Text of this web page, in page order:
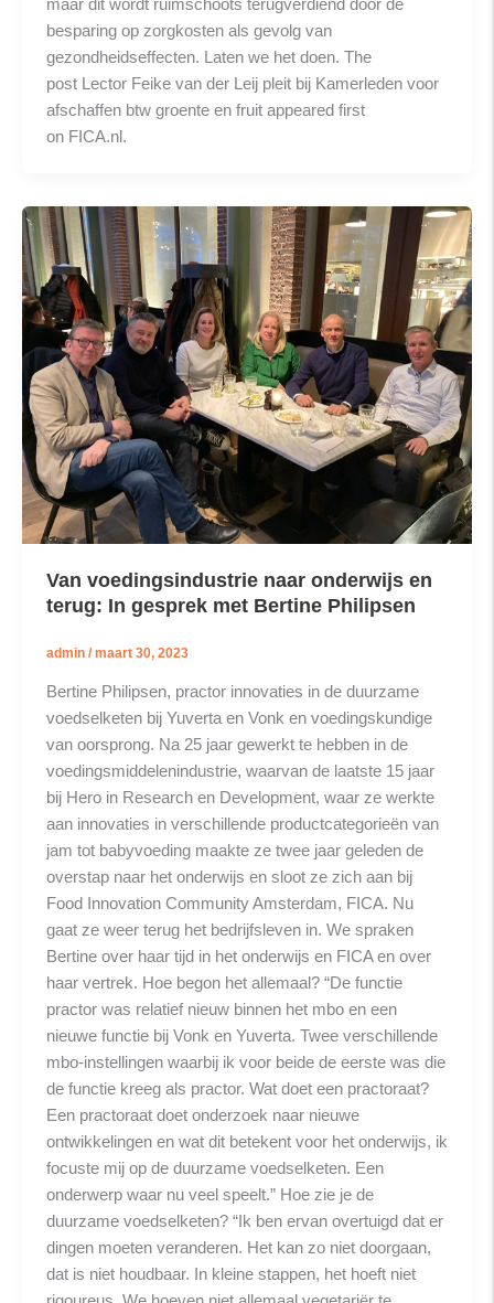
maar dit wordt ruimschoots terugverdiend door de
besparing op zorgkosten als gevolg van
gezondheidseffecten. Laten we het doen. The
post Lector Feike van der Leij pleit bij Kamerleden voor
afschaffen btw groente en fruit appeared first
on FICA.nl.
Van voedingsindustrie naar onderwijs en
terug: In gesprek met Bertine Philipsen
admin /maart 30, 2023
Bertine Philipsen, practor innovaties in de duurzame
voedselketen bij Yuverta en Vonk en voedingskundige
van oorsprong. Na 25 jaar gewerkt te hebben in de
voedingsmiddelenindustrie, waarvan de laatste 15 jaar
bij Hero in Research en Development, waar ze werkte
aan innovaties in verschillende productcategorieën van
jam tot babyvoeding maakte ze twee jaar geleden de
overstap naar het onderwijs en sloot ze zich aan bij
Food Innovation Community Amsterdam, FICA. Nu
gaat ze weer terug het bedrijfsleven in. We spraken
Bertine over haar tijd in het onderwijs en FICA en over
haar vertrek. Hoe begon het allemaal? “De functie
practor was relatief nieuw binnen het mbo en een
nieuwe functie bij Vonk en Yuverta. Twee verschillende
mbo-instellingen waarbij ik voor beide de eerste was die
de functie kreeg als practor. Wat doet een practoraat?
Een practoraat doet onderzoek naar nieuwe
ontwikkelingen en wat dit betekent voor het onderwijs, ik
focuste mij op de duurzame voedselketen. Een
onderwerp waar nu veel speelt.” Hoe zie je de
duurzame voedselketen? “Ik ben ervan overtuigd dat er
dingen moeten veranderen. Het kan zo niet doorgaan,
dat is niet houdbaar. In kleine stappen, het hoeft niet